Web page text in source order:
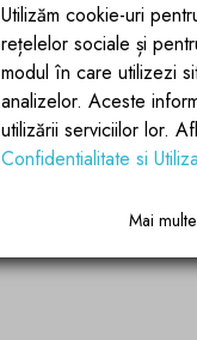
Utilizăm cookie-uri
rețelelor sociale și
modul în care utilizezi
analizelor. Aceste
utilizării serviciilor lor.
Confidentialitate si
Mai